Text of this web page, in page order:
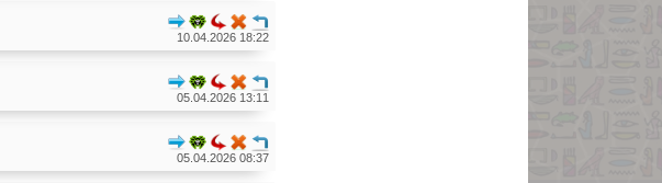
10.04.2026 18:22
05.04.2026 13:11
05.04.2026 08:37